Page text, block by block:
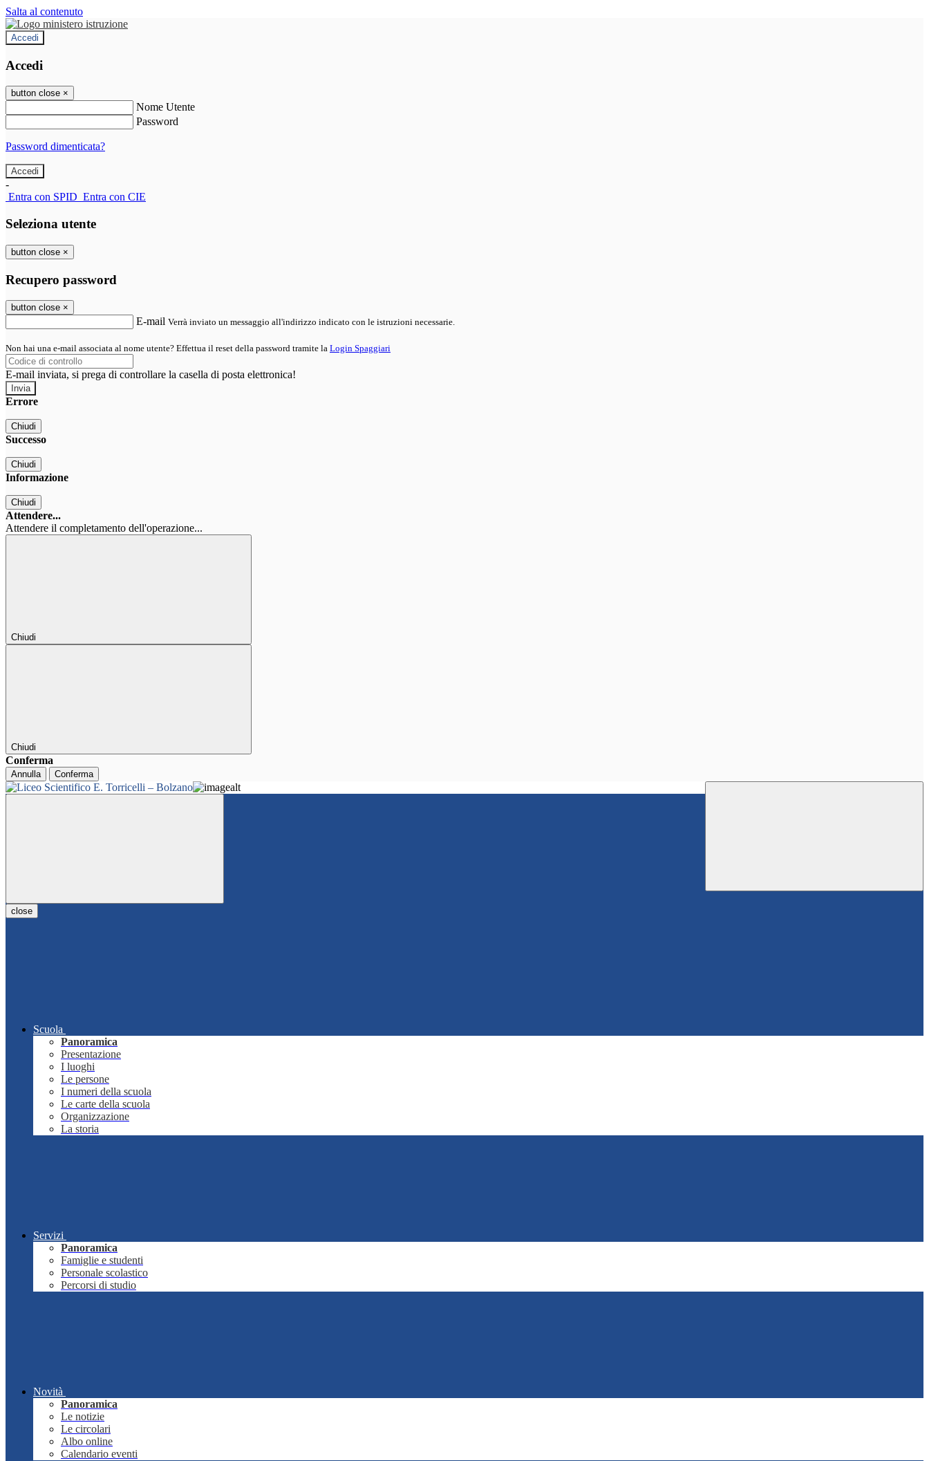
Salta al contenuto
Accedi
Accedi
button close ×
Nome Utente
Password
Password dimenticata?
-
Entra con SPID Entra con CIE
Seleziona utente
button close ×
Recupero password
button close ×
E-mail Verrà inviato un messaggio all'indirizzo indicato con le istruzioni necessarie.
Non hai una e-mail associata al nome utente? Effettua il reset della password tramite la Login Spaggiari
E-mail inviata, si prega di controllare la casella di posta elettronica!
Errore
Chiudi
Successo
Chiudi
Informazione
Chiudi
Attendere...
Attendere il completamento dell'operazione...
Chiudi
Chiudi
Conferma
Annulla Conferma
close
Scuola
Panoramica
Presentazione
I luoghi
Le persone
I numeri della scuola
Le carte della scuola
Organizzazione
La storia
Servizi
Panoramica
Famiglie e studenti
Personale scolastico
Percorsi di studio
Novità
Panoramica
Le notizie
Le circolari
Albo online
Calendario eventi